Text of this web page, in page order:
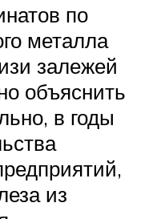
по
металла
залежей
объяснить
в годы
из